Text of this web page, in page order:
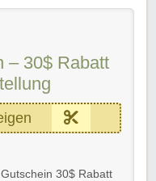
Spaß beim
– 30$ Rabatt
30$ Rabatt